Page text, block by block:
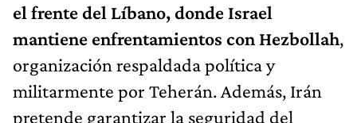
el frente del Líbano, donde Israel
mantiene enfrentamientos con Hezbollah,
organización respaldada política y
militarmente por Teherán. Además, Irán
pretende garantizar la seguridad del